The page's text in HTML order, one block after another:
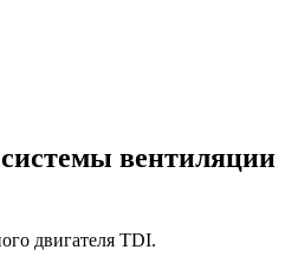
вентиляции
двигателя TDI.